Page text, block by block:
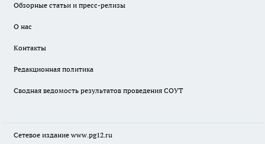
Обзорные статьи и пресс-релизы
О нас
Контакты
Редакционная политика
Сводная ведомость результатов проведения СОУТ
Сетевое издание www.pg12.ru